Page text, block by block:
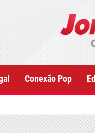
Conexão Pop